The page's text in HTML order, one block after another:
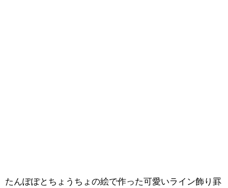
たんぽぽとちょうちょの絵で作った可愛いライン飾り罫